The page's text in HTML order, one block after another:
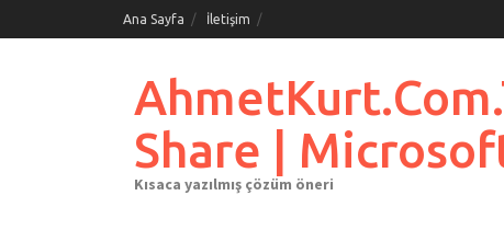
to
Ana Sayfa İletişim
Share |
Kısaca yazılmış çözüm öneri